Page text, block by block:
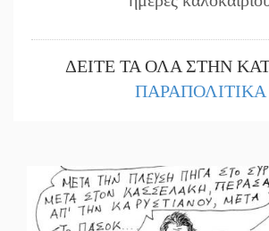
ΔΕΙΤΕ ΤΑ ΟΛΑ ΣΤΗΝ
ΠΑΡΑΠΟΛΙΤΙΚΑ